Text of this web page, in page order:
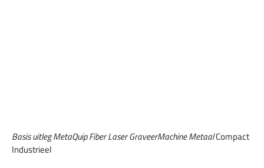
Basis uitleg MetaQuip Fiber Laser GraveerMachine MetaalCompact
Industrieel